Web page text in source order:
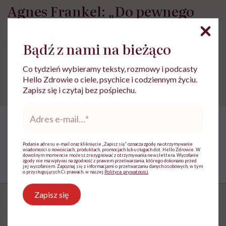
Agnes Frankel: „Do pewnego
etapu skóra wybacza błędy. Po
40. roku życia zaczyna je
zapamiętywać”
Bądź z nami na bieżąco
Co tydzień wybieramy teksty, rozmowy i podcasty
Hello Zdrowie o ciele, psychice i codziennym życiu.
Zapisz się i czytaj bez pośpiechu.
*
Podanie adresu e-mail oraz kliknięcie „Zapisz się” oznacza zgodę na otrzymywanie
wiadomości o nowościach, produktach, promocjach lub usługach dot. Hello Zdrowie. W
dowolnym momencie możesz zrezygnować z otrzymywania newslettera. Wycofanie
zgody nie ma wpływu na zgodność z prawem przetwarzania, którego dokonano przed
jej wycofaniem. Zapoznaj się z informacjami o przetwarzaniu danych osobowych, w tym
o przysługujących Ci prawach, w naszej Polityce prywatności
Zapisz się